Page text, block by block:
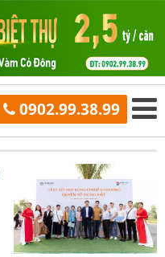
0902.99.38.99